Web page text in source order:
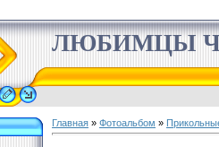
ЛЮБИМЦЫ
Главная » Фотоальбом »